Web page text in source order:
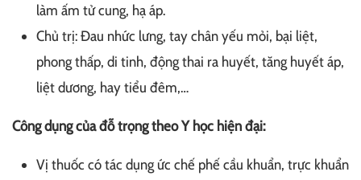
làm ấm tử cung, hạ áp.
Chủ trị: Đau nhức lưng, tay chân yếu mỏi, bại liệt,
phong thấp, di tinh, động thai ra huyết, tăng huyết áp,
liệt dương, hay tiểu đêm,…
Công dụng của đỗ trọng theo Y học hiện đại:
Vị thuốc có tác dụng ức chế phế cầu khuẩn, trực khuẩn